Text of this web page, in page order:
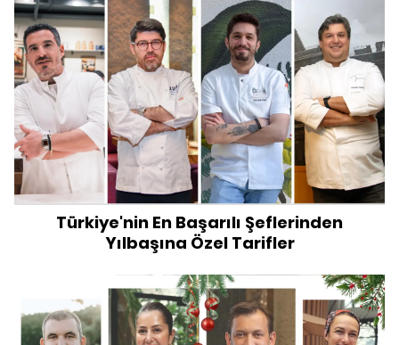
Türkiye'nin En Başarılı Şeflerinden
Yılbaşına Özel Tarifler